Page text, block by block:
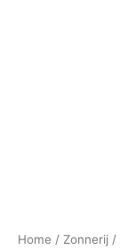
Home / Zonnerij /